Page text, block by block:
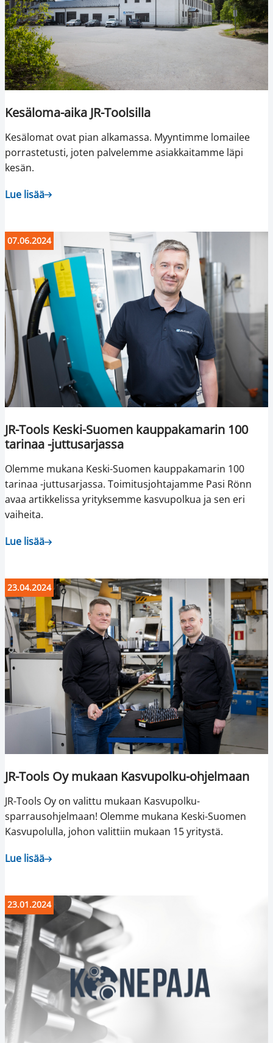
Kesäloma-aika JR-Toolsilla
Kesälomat ovat pian alkamassa. Myyntimme lomailee
porrastetusti, joten palvelemme asiakkaitamme läpi
kesän.
Lue lisää
07.06.2024
JR-Tools Keski-Suomen kauppakamarin 100
tarinaa -juttusarjassa
Olemme mukana Keski-Suomen kauppakamarin 100
tarinaa -juttusarjassa. Toimitusjohtajamme Pasi Rönn
avaa artikkelissa yrityksemme kasvupolkua ja sen eri
vaiheita.
Lue lisää
23.04.2024
JR-Tools Oy mukaan Kasvupolku-ohjelmaan
JR-Tools Oy on valittu mukaan Kasvupolku-
sparrausohjelmaan! Olemme mukana Keski-Suomen
Kasvupolulla, johon valittiin mukaan 15 yritystä.
Lue lisää
23.01.2024